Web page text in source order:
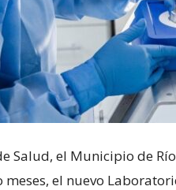
Salud, el Municipio de
el nuevo